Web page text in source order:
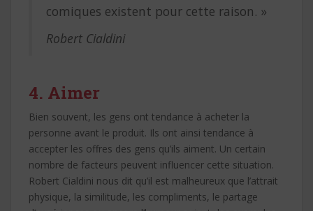
comiques existent pour cette raison. »
Robert Cialdini
4. Aimer
Bien souvent, les gens ont tendance à acheter la
personne avant le produit. Ils ont ainsi tendance à
accepter les offres des gens qu’ils aiment. Un certain
nombre de facteurs peuvent influencer cette situation.
Robert Cialdini nous dit qu’il est malheureux que l’attrait
physique, la similitude, les compliments, le partage